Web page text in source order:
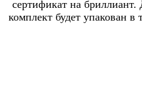
сертификат на бриллиант.
комплект будет упакован